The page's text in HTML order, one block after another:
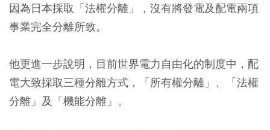
因為日本採取「法權分離」，沒有將發電及配電兩項
事業完全分離所致。
他更進一步說明，目前世界電力自由化的制度中，配
電大致採取三種分離方式，「所有權分離」、「法權
分離」及「機能分離」。